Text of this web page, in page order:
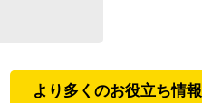
より多くのお役立ち情報